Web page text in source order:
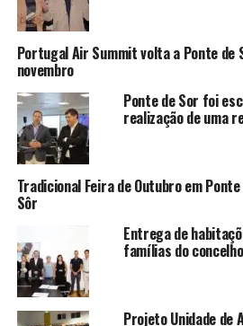
Portugal Air Summit volta a Ponte de
novembro
Ponte de Sor foi
realização de uma
Tradicional Feira de Outubro em
Sôr
Entrega de
famílias do
Projeto Unidade de